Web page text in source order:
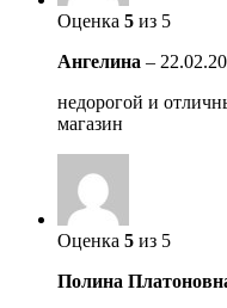
Оценка 5 из 5
Ангелина –
недорогой и
магазин
Оценка 5 из 5
Полина